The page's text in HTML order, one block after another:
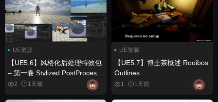
UE资源
【UE5.6】风格化后处理特效包
– 第一卷 Stylized PostProcess
FX Pack – Vol. 1
2 1天前
UE资源
【UE5.7】博士茶概述 Rooibos
Outlines
1 1天前